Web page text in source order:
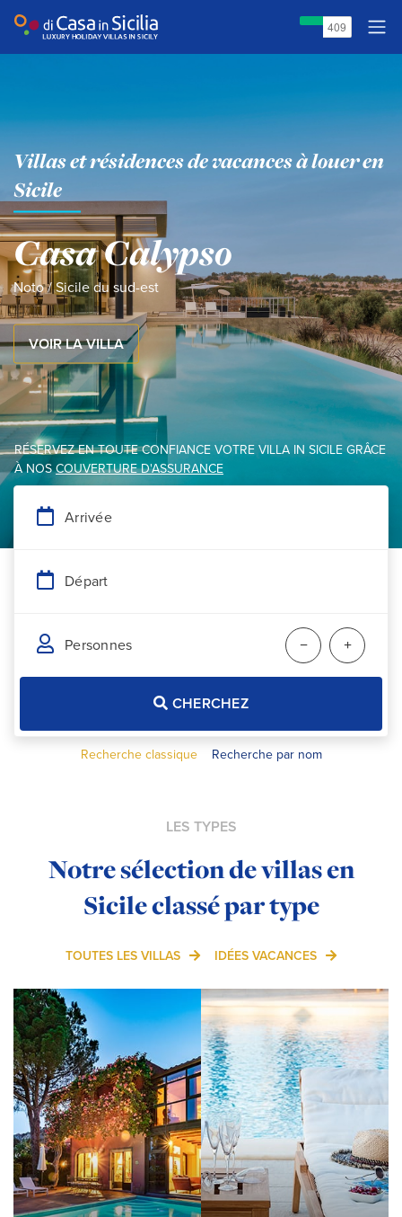
Casa Calypso
Noto/ Sicile du sud-est
VOIR LA VILLA
Villas et résidences de vacances à louer en
Sicile
RÉSERVEZ EN TOUTE CONFIANCE VOTRE VILLA IN SICILE GRÂCE
À NOSCOUVERTURE D'ASSURANCE
− +
CHERCHEZ
Recherche classique Recherche par nom
LES TYPES
Notre sélection de villas en
Sicile classé par type
TOUTES LES VILLAS IDÉES VACANCES